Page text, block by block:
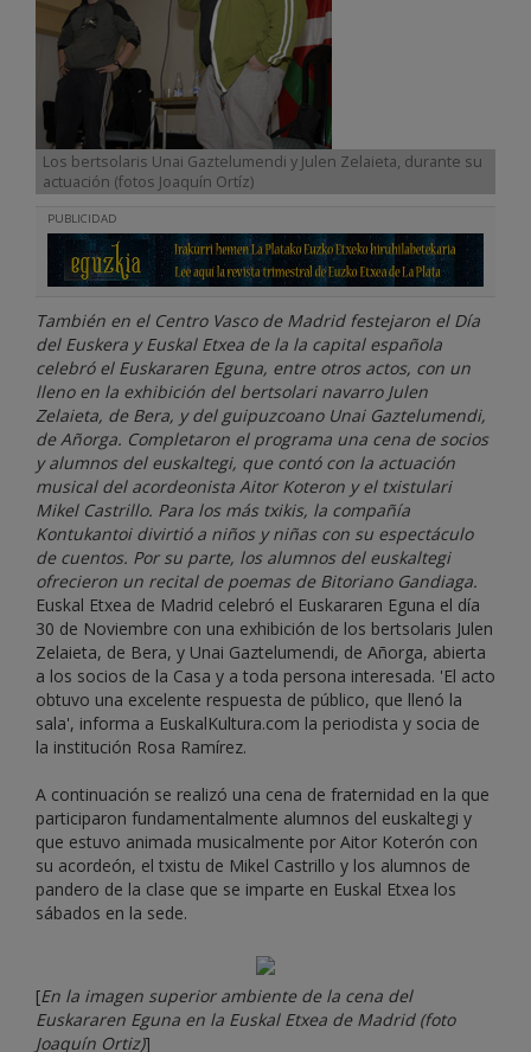
Los bertsolaris Unai Gaztelumendi y Julen Zelaieta, durante su
actuación (fotos Joaquín Ortíz)
PUBLICIDAD
También en el Centro Vasco de Madrid festejaron el Día
del Euskera y Euskal Etxea de la la capital española
celebró el Euskararen Eguna, entre otros actos, con un
lleno en la exhibición del bertsolari navarro Julen
Zelaieta, de Bera, y del guipuzcoano Unai Gaztelumendi,
de Añorga. Completaron el programa una cena de socios
y alumnos del euskaltegi, que contó con la actuación
musical del acordeonista Aitor Koteron y el txistulari
Mikel Castrillo. Para los más txikis, la compañía
Kontukantoi divirtió a niños y niñas con su espectáculo
de cuentos. Por su parte, los alumnos del euskaltegi
ofrecieron un recital de poemas de Bitoriano Gandiaga.
Euskal Etxea de Madrid celebró el Euskararen Eguna el día
30 de Noviembre con una exhibición de los bertsolaris Julen
Zelaieta, de Bera, y Unai Gaztelumendi, de Añorga, abierta
a los socios de la Casa y a toda persona interesada. 'El acto
obtuvo una excelente respuesta de público, que llenó la
sala', informa a EuskalKultura.com la periodista y socia de
la institución Rosa Ramírez.
A continuación se realizó una cena de fraternidad en la que
participaron fundamentalmente alumnos del euskaltegi y
que estuvo animada musicalmente por Aitor Koterón con
su acordeón, el txistu de Mikel Castrillo y los alumnos de
pandero de la clase que se imparte en Euskal Etxea los
sábados en la sede.
[En la imagen superior ambiente de la cena del
Euskararen Eguna en la Euskal Etxea de Madrid (foto
Joaquín Ortiz)]